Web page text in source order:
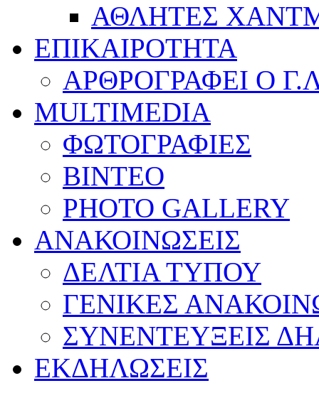
ΑΘΛΗΤΕΣ
ΕΠΙΚΑΙΡΟΤΗΤΑ
ΑΡΘΡΟΓΡΑΦΕΙ Ο
MULTIMEDIA
ΦΩΤΟΓΡΑΦΙΕΣ
ΒΙΝΤΕΟ
PHOTO GALLERY
ΑΝΑΚΟΙΝΩΣΕΙΣ
ΔΕΛΤΙΑ ΤΥΠΟΥ
ΓΕΝΙΚΕΣ
ΣΥΝΕΝΤΕΥΞΕΙΣ
ΕΚΔΗΛΩΣΕΙΣ